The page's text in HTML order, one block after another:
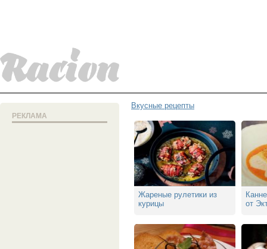
Вкусные рецепты
РЕКЛАМА
Жареные рулетики из
курицы
от